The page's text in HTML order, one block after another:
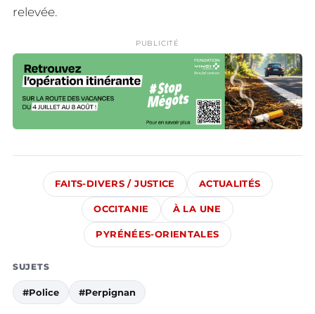
relevée.
PUBLICITÉ
FAITS-DIVERS / JUSTICE ACTUALITÉS
OCCITANIE À LA UNE
PYRÉNÉES-ORIENTALES
SUJETS
#Police #Perpignan